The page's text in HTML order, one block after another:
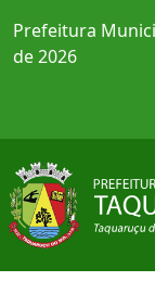
Prefeitura
de 2026